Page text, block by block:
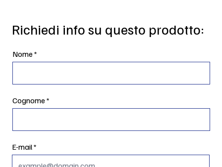
Richiedi info su questo prodotto:
Nome
Cognome
E-mail